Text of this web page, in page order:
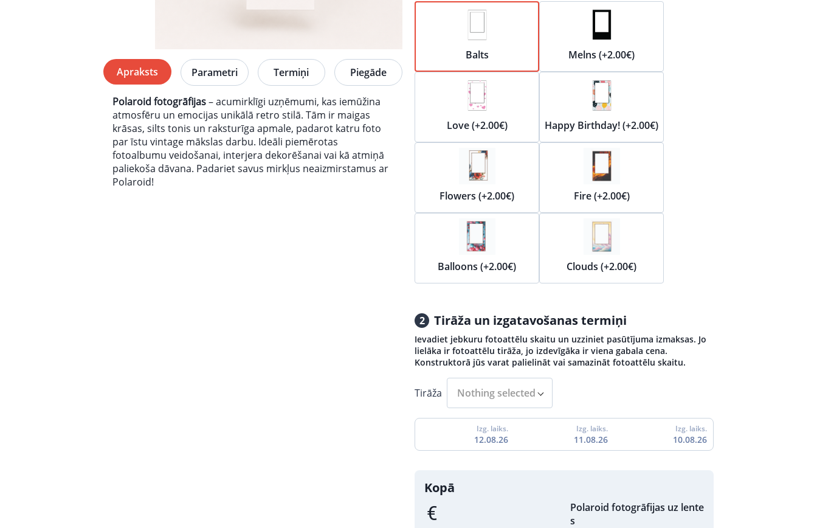
Apraksts Parametri Termiņi Piegāde
Polaroid fotogrāfijas– acumirklīgi uzņēmumi, kas iemūžina
atmosfēru un emocijas unikālā retro stilā. Tām ir maigas
krāsas, silts tonis un raksturīga apmale, padarot katru foto
par īstu vintage mākslas darbu. Ideāli piemērotas
fotoalbumu veidošanai, interjera dekorēšanai vai kā atmiņā
paliekoša dāvana. Padariet savus mirkļus neaizmirstamus ar
Polaroid!
Balts Melns (+2.00€)
Love (+2.00€) Happy Birthday! (+2.00€)
Flowers (+2.00€) Fire (+2.00€)
Balloons (+2.00€) Clouds (+2.00€)
2 Tirāža un izgatavošanas termiņi
Ievadiet jebkuru fotoattēlu skaitu un uzziniet pasūtījuma izmaksas. Jo
lielāka ir fotoattēlu tirāža, jo izdevīgāka ir viena gabala cena.
Konstruktorā jūs varat palielināt vai samazināt fotoattēlu skaitu.
Tirāža Nothing selected
Izg. laiks.
12.08.26
Izg. laiks.
11.08.26
Izg. laiks.
10.08.26
Kopā
Polaroid fotogrāfijas uz lente
s